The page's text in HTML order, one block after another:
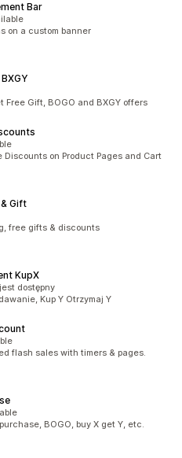
Bar
on a custom banner
Free Gift, BOGO and BXGY offers
Discounts on Product Pages and Cart
Gift
free gifts & discounts
KupX
dostępny
Kup Y Otrzymaj Y
flash sales with timers & pages.
BOGO, buy X get Y, etc.